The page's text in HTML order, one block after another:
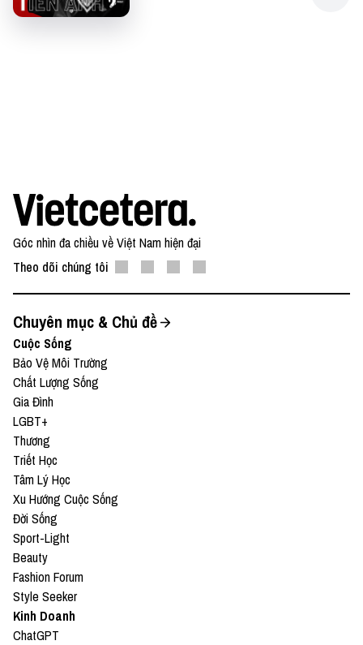
Góc nhìn đa chiều về Việt Nam hiện đại
Theo dõi chúng tôi
Chuyên mục & Chủ đề
Cuộc Sống
Bảo Vệ Môi Trường
Chất Lượng Sống
Gia Đình
LGBT+
Thương
Triết Học
Tâm Lý Học
Xu Hướng Cuộc Sống
Đời Sống
Sport-Light
Beauty
Fashion Forum
Style Seeker
Kinh Doanh
ChatGPT